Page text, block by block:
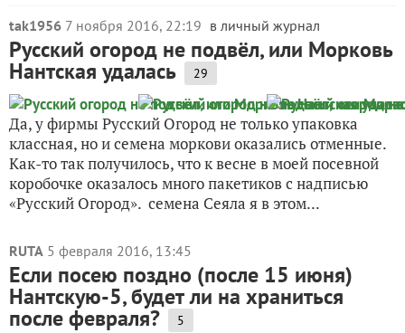
tak1956 7 ноября 2016, 22:19 в личный журнал
Русский огород не подвёл, или Морковь
Нантская удалась 29
Да, у фирмы Русский Огород не только упаковка
классная, но и семена моркови оказались отменные.
Как-то так получилось, что к весне в моей посевной
коробочке оказалось много пакетиков с надписью
«Русский Огород». семена Сеяла я в этом...
RUTA 5 февраля 2016, 13:45
Если посею поздно (после 15 июня)
Нантскую-5, будет ли на храниться
после февраля? 5